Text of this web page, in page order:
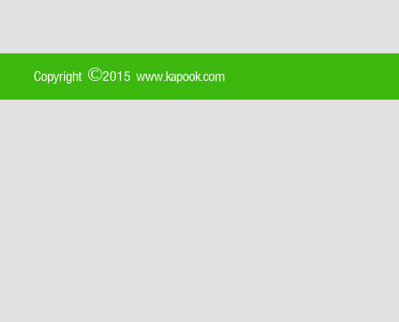
Copyright ©2015 www.kapook.com